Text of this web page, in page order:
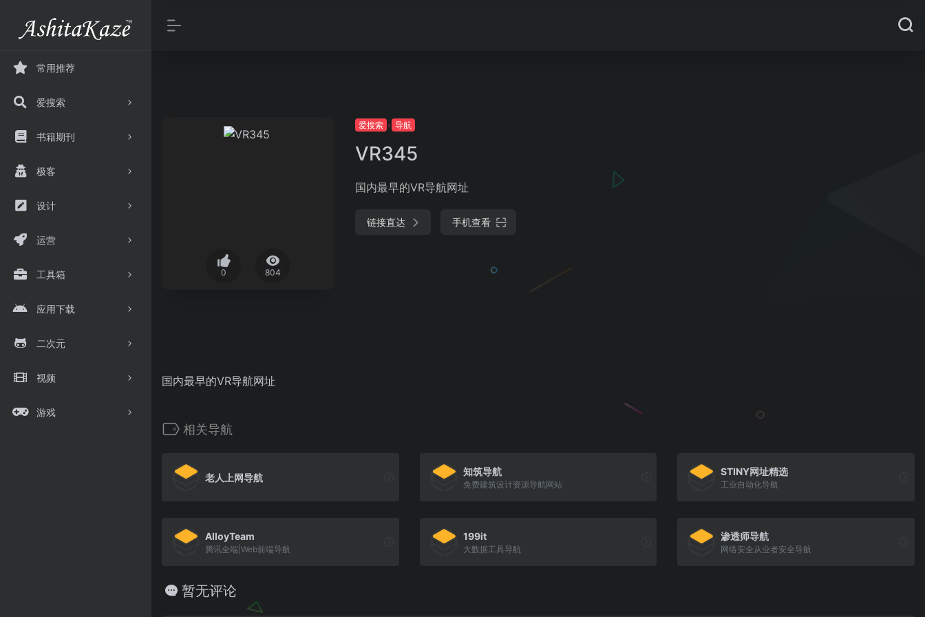
常用推荐
爱搜索
书籍期刊
极客
设计
运营
工具箱
应用下载
二次元
视频
游戏
0 804
爱搜索 导航
VR345
国内最早的VR导航网址
链接直达 手机查看
国内最早的VR导航网址
相关导航
老人上网导航
知筑导航
免费建筑设计资源导航网站
STINY网址精选
工业自动化导航
AlloyTeam
腾讯全端|Web前端导航
199it
大数据工具导航
渗透师导航
网络安全从业者安全导航
暂无评论